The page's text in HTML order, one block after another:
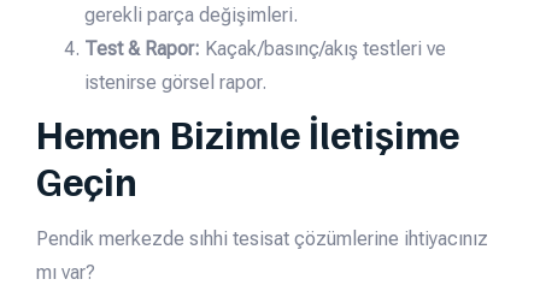
gerekli parça değişimleri.
Test & Rapor: Kaçak/basınç/akış testleri ve
istenirse görsel rapor.
Hemen Bizimle İletişime
Geçin
Pendik merkezde sıhhi tesisat çözümlerine ihtiyacınız
mı var?